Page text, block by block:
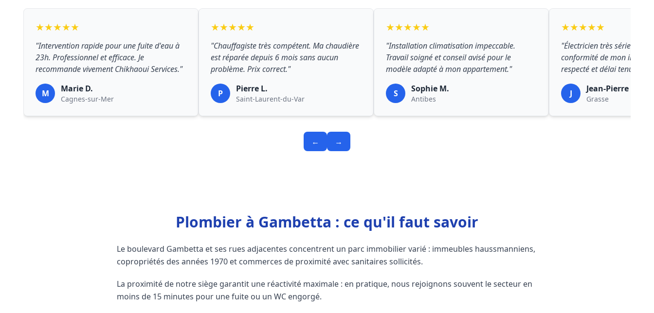
★★★★★
"Intervention rapide pour une fuite d'eau à
23h. Professionnel et efficace. Je
recommande vivement Chikhaoui Services."
M Marie D.
Cagnes-sur-Mer
★★★★★
"Chauffagiste très compétent. Ma chaudière
est réparée depuis 6 mois sans aucun
problème. Prix correct."
P Pierre L.
Saint-Laurent-du-Var
★★★★★
"Installation climatisation impeccable.
Travail soigné et conseil avisé pour le
modèle adapté à mon appartement."
S Sophie M.
Antibes
★★★★★
"Électricien très sérieux
conformité de mon
respecté et délai tenu."
J Jean-Pierre R.
Grasse
← →
Plombier à Gambetta : ce qu'il faut savoir
Le boulevard Gambetta et ses rues adjacentes concentrent un parc immobilier varié : immeubles haussmanniens,
copropriétés des années 1970 et commerces de proximité avec sanitaires sollicités.
La proximité de notre siège garantit une réactivité maximale : en pratique, nous rejoignons souvent le secteur en
moins de 15 minutes pour une fuite ou un WC engorgé.